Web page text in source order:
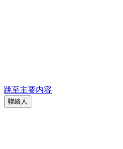
跳至主要内容
聯絡人